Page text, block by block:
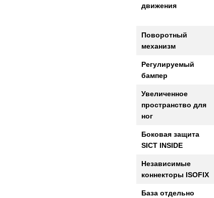
движения
Поворотный
механизм
Регулируемый
бампер
Увеличенное
пространство для
ног
Боковая защита
SICT INSIDE
Независимые
коннекторы ISOFIX
База отдельно